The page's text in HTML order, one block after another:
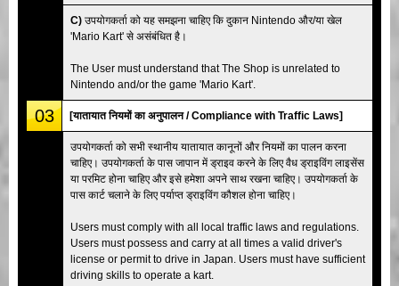
C) उपयोगकर्ता को यह समझना चाहिए कि दुकान Nintendo और/या खेल
'Mario Kart' से असंबंधित है।
The User must understand that The Shop is unrelated to
Nintendo and/or the game 'Mario Kart'.
03 [यातायात नियमों का अनुपालन / Compliance with Traffic Laws]
उपयोगकर्ता को सभी स्थानीय यातायात कानूनों और नियमों का पालन करना
चाहिए। उपयोगकर्ता के पास जापान में ड्राइव करने के लिए वैध ड्राइविंग लाइसेंस
या परमिट होना चाहिए और इसे हमेशा अपने साथ रखना चाहिए। उपयोगकर्ता के
पास कार्ट चलाने के लिए पर्याप्त ड्राइविंग कौशल होना चाहिए।
Users must comply with all local traffic laws and regulations.
Users must possess and carry at all times a valid driver's
license or permit to drive in Japan. Users must have sufficient
driving skills to operate a kart.